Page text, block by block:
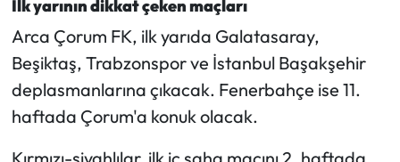
İlk yarının dikkat çeken maçları
Arca Çorum FK, ilk yarıda Galatasaray,
Beşiktaş, Trabzonspor ve İstanbul Başakşehir
deplasmanlarına çıkacak. Fenerbahçe ise 11.
haftada Çorum'a konuk olacak.
Yayla Haber
Yemek Tarifleri
Yerel Haberler